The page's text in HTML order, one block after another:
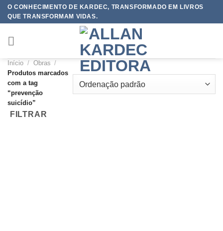
SkipO CONHECIMENTO DE KARDEC, TRANSFORMADO EM LIVROS
QUE TRANSFORMAM VIDAS.
Início / Obras /
Produtos marcados
com a tag
“prevenção
suicídio”
FILTRAR